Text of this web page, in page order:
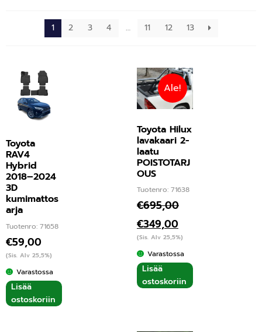
1 2 3 4 … 11 12 13
Toyota
RAV4
Hybrid
2018–2024
3D
kumimattos
arja
Tuotenro: 71658
€59,00
(Sis. Alv 25,5%)
Varastossa
Lisää
ostoskoriin
Toyota Hilux
lavakaari 2-
laatu
POISTOTARJ
OUS
Tuotenro: 71638
Ale!
€695,00
€349,00
(Sis. Alv 25,5%)
Varastossa
Lisää
ostoskoriin